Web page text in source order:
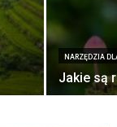
NARZĘDZIA
Jakie są